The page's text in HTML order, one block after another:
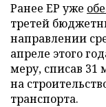
Ранее ЕР уже
третей
направлении
апреле этого
меру, списав 31
на
транспорта.